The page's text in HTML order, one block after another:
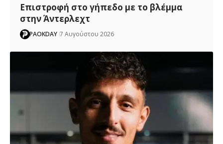
Επιστροφή στο γήπεδο με το βλέμμα
στην Άντερλεχτ
PAOKDAY 7 Αυγούστου 2026